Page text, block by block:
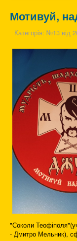
Мотивуй,
Категорія: №13 від
"Соколи
- Дмитро Мельник),